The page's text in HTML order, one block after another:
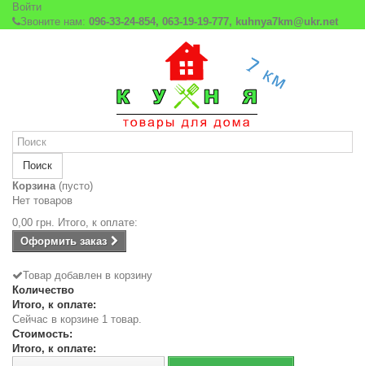
Войти
Звоните нам: 096-33-24-854, 063-19-19-777, kuhnya7km@ukr.net
Поиск
Корзина (пусто)
Нет товаров
0,00 грн. Итого, к оплате:
Оформить заказ
Товар добавлен в корзину
Количество
Итого, к оплате:
Сейчас в корзине 1 товар.
Стоимость:
Итого, к оплате: